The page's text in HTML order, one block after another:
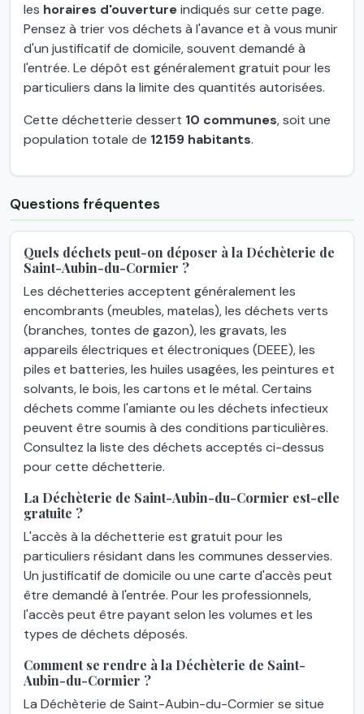
les horaires d'ouvertureindiqués sur cette page.
Pensez à trier vos déchets à l'avance et à vous munir
d'un justificatif de domicile, souvent demandé à
l'entrée. Le dépôt est généralement gratuit pour les
particuliers dans la limite des quantités autorisées.
Cette déchetterie dessert 10 communes, soit une
population totale de 12159 habitants.
Questions fréquentes
Quels déchets peut-on déposer à la Déchèterie de
Saint-Aubin-du-Cormier ?
Les déchetteries acceptent généralement les
encombrants (meubles, matelas), les déchets verts
(branches, tontes de gazon), les gravats, les
appareils électriques et électroniques (DEEE), les
piles et batteries, les huiles usagées, les peintures et
solvants, le bois, les cartons et le métal. Certains
déchets comme l'amiante ou les déchets infectieux
peuvent être soumis à des conditions particulières.
Consultez la liste des déchets acceptés ci-dessus
pour cette déchetterie.
La Déchèterie de Saint-Aubin-du-Cormier est-elle
gratuite ?
L'accès à la déchetterie est gratuit pour les
particuliers résidant dans les communes desservies.
Un justificatif de domicile ou une carte d'accès peut
être demandé à l'entrée. Pour les professionnels,
l'accès peut être payant selon les volumes et les
types de déchets déposés.
Comment se rendre à la Déchèterie de Saint-
Aubin-du-Cormier ?
La Déchèterie de Saint-Aubin-du-Cormier se situe